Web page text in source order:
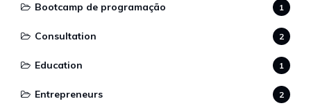
Bootcamp de programação 1
Consultation 2
Education 1
Entrepreneurs 2